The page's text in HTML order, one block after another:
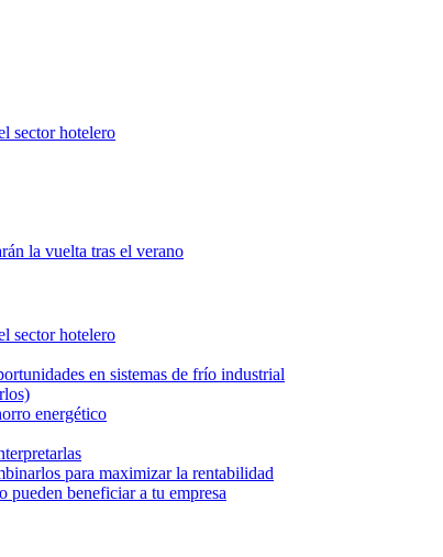
sector hotelero
la vuelta tras el verano
sector hotelero
en sistemas de frío industrial
energético
para maximizar la rentabilidad
beneficiar a tu empresa